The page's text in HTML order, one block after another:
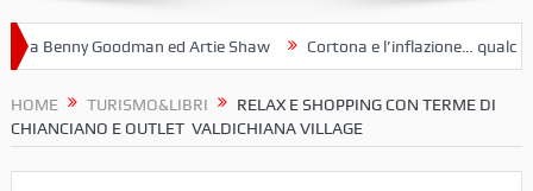
Benny Goodman ed Artie Shaw Cortona e l’inflazione… qualche
HOME TURISMO&LIBRI
RELAX E SHOPPING CON TERME DI
CHIANCIANO E OUTLET VALDICHIANA VILLAGE